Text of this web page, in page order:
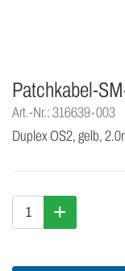
Patchkabel-
Art.-Nr.: 316639-003
Duplex OS2, gelb,